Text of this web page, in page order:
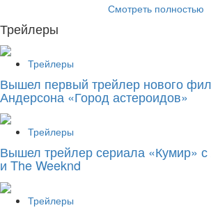
Смотреть полностью
Трейлеры
Трейлеры
Вышел первый трейлер нового
Андерсона «Город астероидов»
Трейлеры
Вышел трейлер сериала «Кумир»
и The Weeknd
Трейлеры